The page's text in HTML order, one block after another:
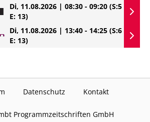
Di, 11.08.2026 | 08:30 - 09:20 (S:5
E: 13)
Di, 11.08.2026 | 13:40 - 14:25 (S:6
E: 13)
Datenschutz Kontakt
Programmzeitschriften GmbH